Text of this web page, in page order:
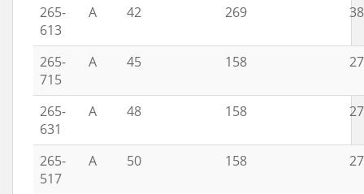
265-
613
A 42 269
265-
715
A 45 158
265-
631
A 48 158
265-
517
A 50 158